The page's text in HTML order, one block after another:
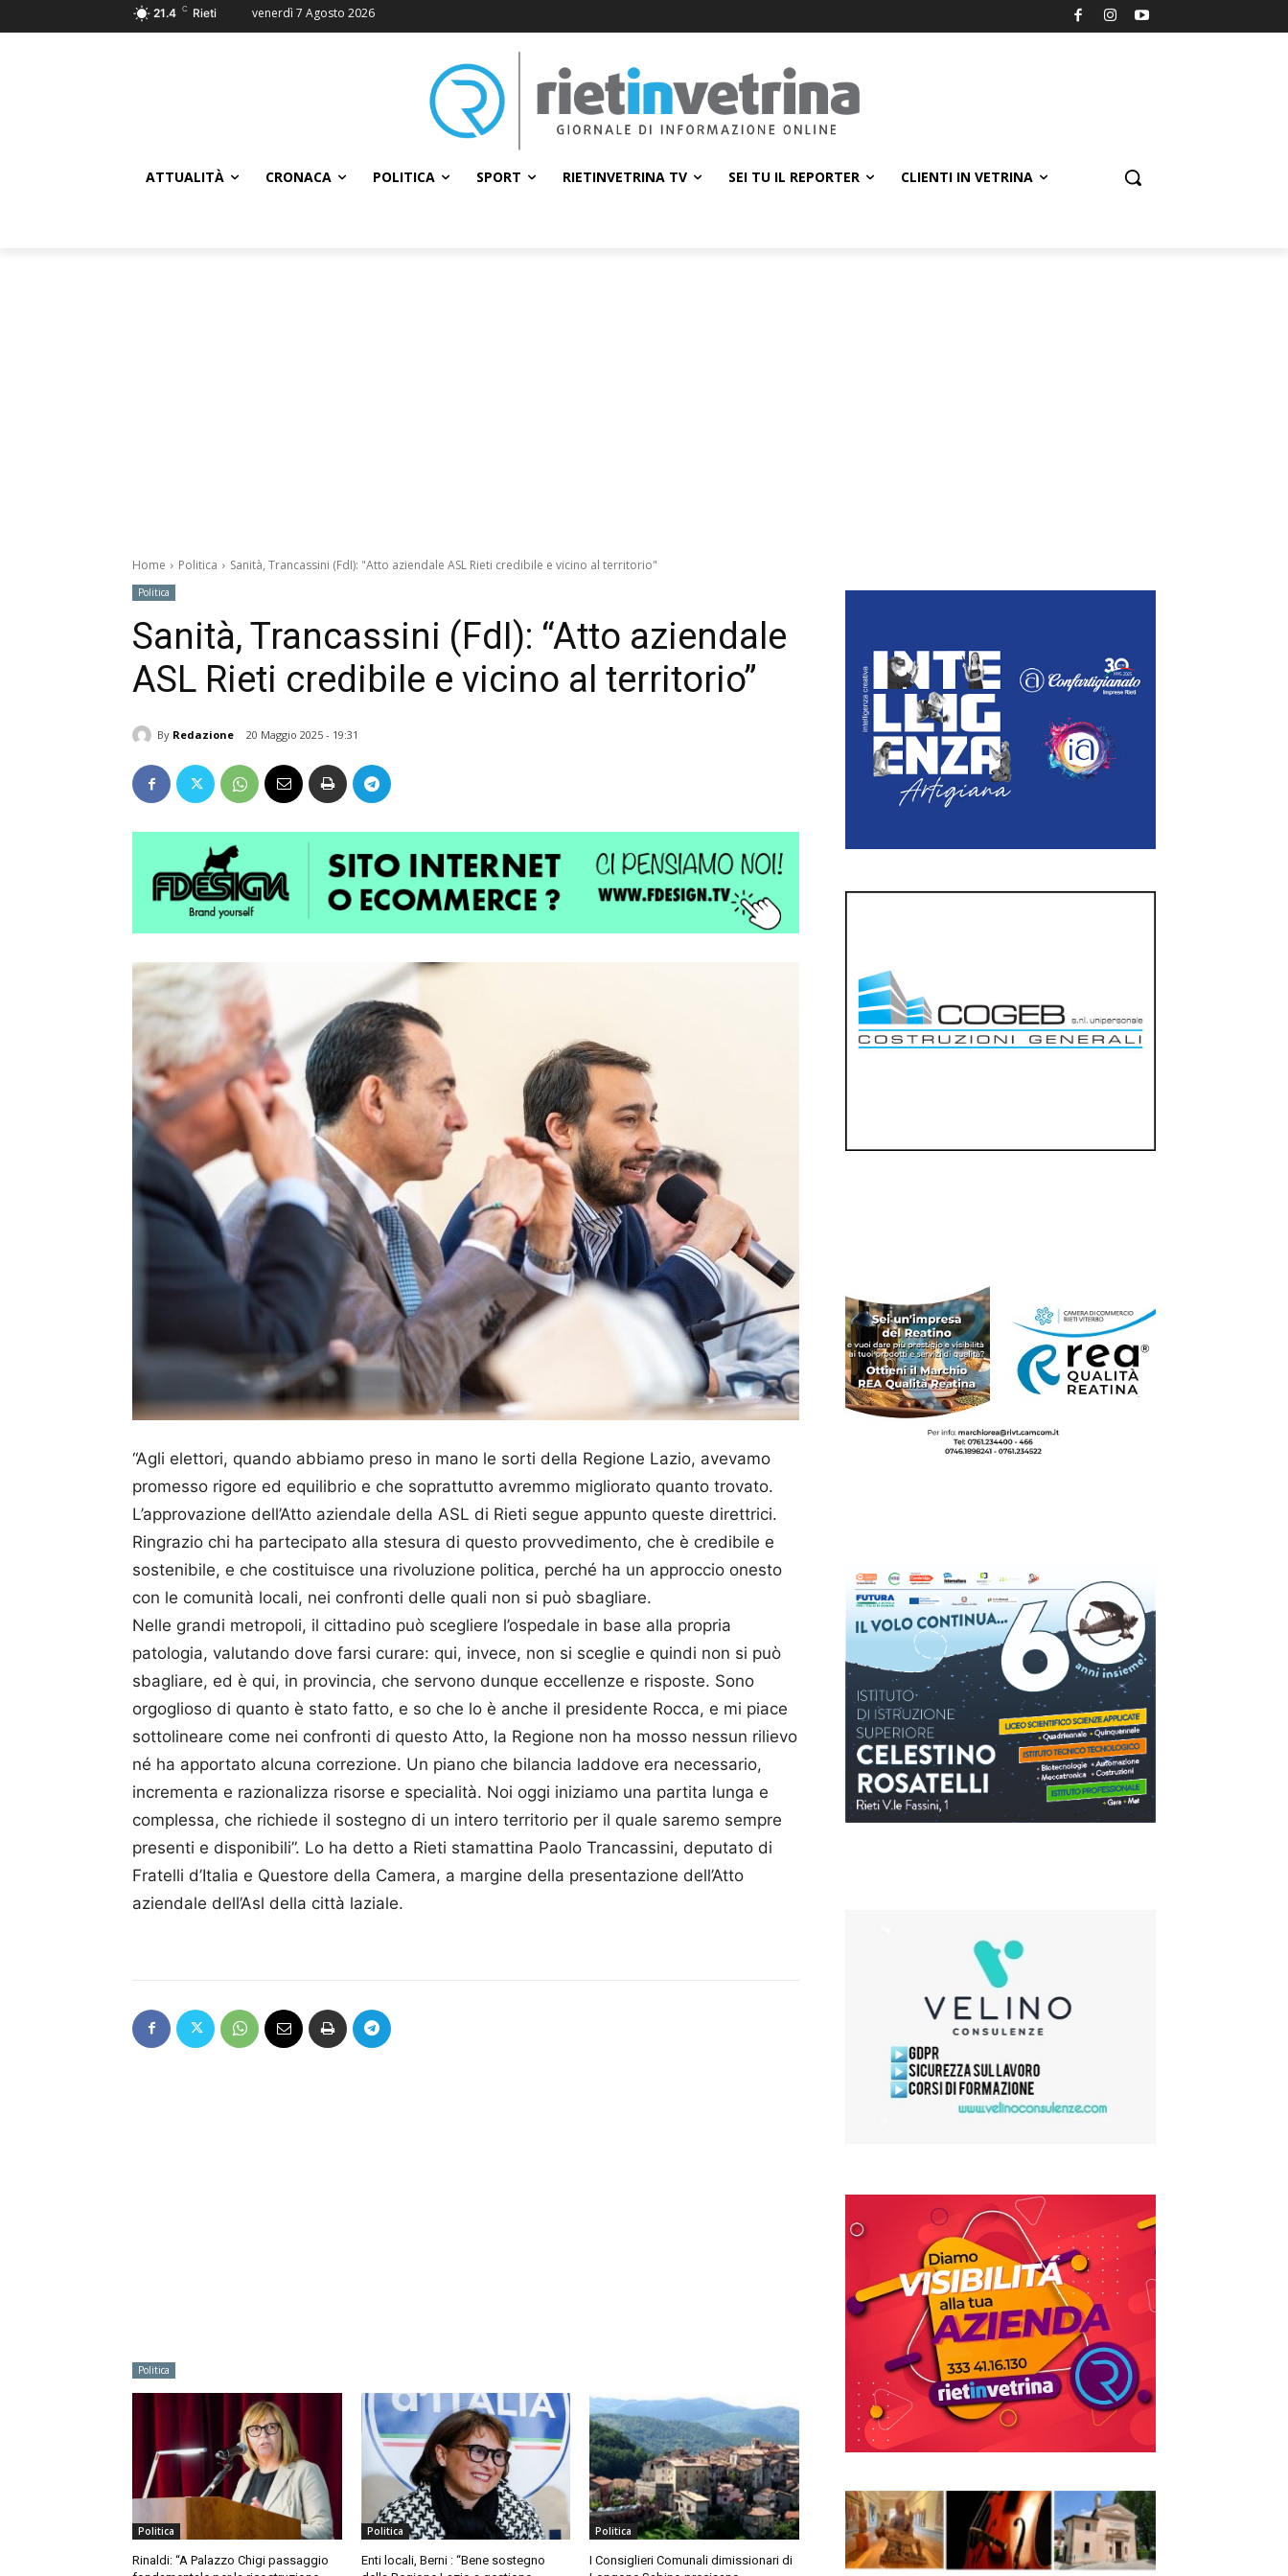
21.4 C Rieti venerdì 7 Agosto 2026
ATTUALITÀ CRONACA POLITICA SPORT RIETINVETRINA TV SEI TU IL REPORTER CLIENTI IN VETRINA
Home Politica Sanità, Trancassini (FdI): "Atto aziendale ASL Rieti credibile e vicino al territorio"
Politica
Sanità, Trancassini (FdI): “Atto aziendale
ASL Rieti credibile e vicino al territorio”
By Redazione 20 Maggio 2025 - 19:31
“Agli elettori, quando abbiamo preso in mano le sorti della Regione Lazio, avevamo
promesso rigore ed equilibrio e che soprattutto avremmo migliorato quanto trovato.
L’approvazione dell’Atto aziendale della ASL di Rieti segue appunto queste direttrici.
Ringrazio chi ha partecipato alla stesura di questo provvedimento, che è credibile e
sostenibile, e che costituisce una rivoluzione politica, perché ha un approccio onesto
con le comunità locali, nei confronti delle quali non si può sbagliare.
Nelle grandi metropoli, il cittadino può scegliere l’ospedale in base alla propria
patologia, valutando dove farsi curare: qui, invece, non si sceglie e quindi non si può
sbagliare, ed è qui, in provincia, che servono dunque eccellenze e risposte. Sono
orgoglioso di quanto è stato fatto, e so che lo è anche il presidente Rocca, e mi piace
sottolineare come nei confronti di questo Atto, la Regione non ha mosso nessun rilievo
né ha apportato alcuna correzione. Un piano che bilancia laddove era necessario,
incrementa e razionalizza risorse e specialità. Noi oggi iniziamo una partita lunga e
complessa, che richiede il sostegno di un intero territorio per il quale saremo sempre
presenti e disponibili”. Lo ha detto a Rieti stamattina Paolo Trancassini, deputato di
Fratelli d’Italia e Questore della Camera, a margine della presentazione dell’Atto
aziendale dell’Asl della città laziale.
Politica
Politica
Rinaldi: “A Palazzo Chigi passaggio
Politica
Enti locali, Berni : “Bene sostegno
Politica
I Consiglieri Comunali dimissionari di